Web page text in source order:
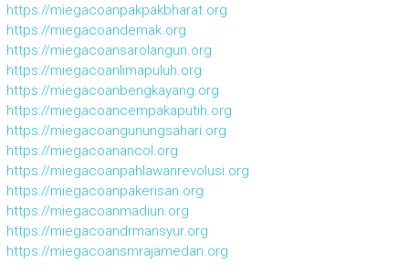
https://miegacoanpakpakbharat.org
https://miegacoandemak.org
https://miegacoansarolangun.org
https://miegacoanlimapuluh.org
https://miegacoanbengkayang.org
https://miegacoancempakaputih.org
https://miegacoangunungsahari.org
https://miegacoanancol.org
https://miegacoanpahlawanrevolusi.org
https://miegacoanpakerisan.org
https://miegacoanmadiun.org
https://miegacoandrmansyur.org
https://miegacoansmrajamedan.org